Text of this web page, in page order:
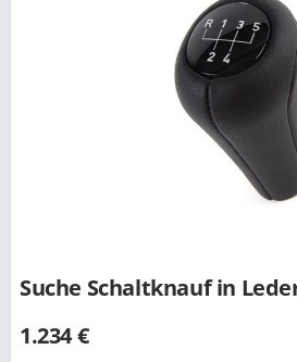
Suche Schaltknauf in
1.234 €